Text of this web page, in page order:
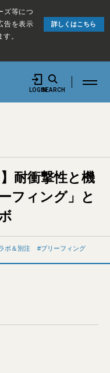
ズ等につ
告を表示
。
詳しくはこちら
LOGINSEARCH
耐衝撃性と機
フィング」と
ボ＆別注 ブリーフィング